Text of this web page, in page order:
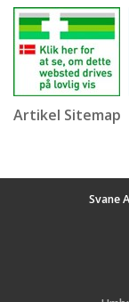
Artikel Sitemap
Svane